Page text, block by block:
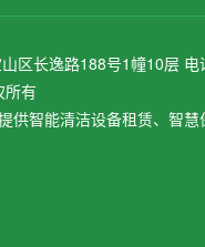
区长逸路188号1幢10层
所有
供智能清洁设备租赁、智